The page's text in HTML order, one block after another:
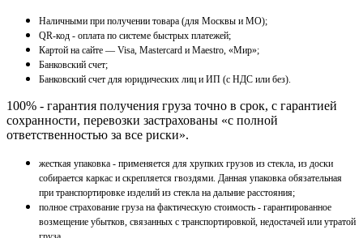
Наличными при получении товара (для Москвы и МО);
QR-код - оплата по системе быстрых платежей;
Картой на сайте — Visa, Mastercard и Maestro, «Мир»;
Банковский счет;
Банковский счет для юридических лиц и ИП (с НДС или без).
100% - гарантия получения груза точно в срок, с гарантией
сохранности, перевозки застрахованы «с полной
ответственностью за все риски».
жесткая упаковка - применяется для хрупких грузов из стекла, из доски
собирается каркас и скрепляется гвоздями. Данная упаковка обязательная
при транспортировке изделий из стекла на дальние расстояния;
полное страхование груза на фактическую стоимость - гарантированное
возмещение убытков, связанных с транспортировкой, недостачей или утратой